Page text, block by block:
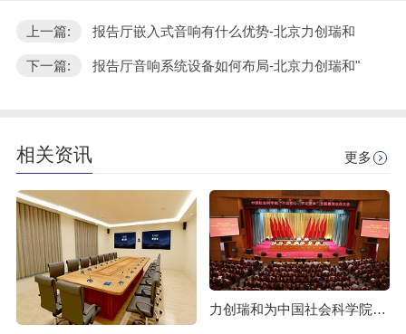
上一篇: 报告厅嵌入式音响有什么优势-北京力创瑞和
下一篇: 报告厅音响系统设备如何布局-北京力创瑞和"
相关资讯 更多
力创瑞和为中国社会科学院建设音视频系统